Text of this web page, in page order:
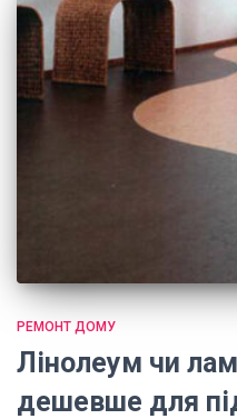
РЕМОНТ ДОМУ
Лінолеум чи
дешевше для